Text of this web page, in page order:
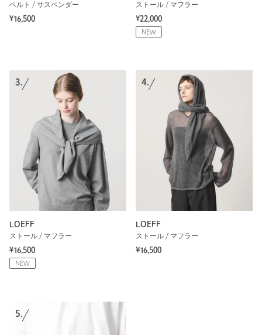
ベルト / サスペンダー
¥16,500
ストール / マフラー
¥22,000
NEW
3.
LOEFF
ストール / マフラー
¥16,500
NEW
4.
LOEFF
ストール / マフラー
¥16,500
5.